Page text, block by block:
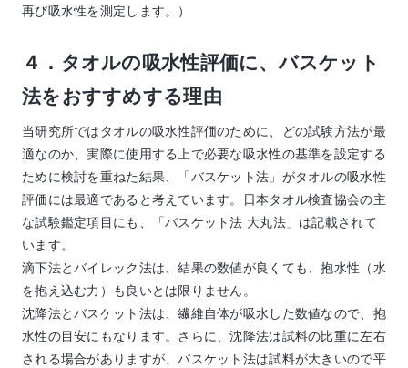
再び吸水性を測定します。）
４．タオルの吸水性評価に、バスケット
法をおすすめする理由
当研究所ではタオルの吸水性評価のために、どの試験方法が最
適なのか、実際に使用する上で必要な吸水性の基準を設定する
ために検討を重ねた結果、「バスケット法」がタオルの吸水性
評価には最適であると考えています。日本タオル検査協会の主
な試験鑑定項目にも、「バスケット法 大丸法」は記載されて
います。
滴下法とバイレック法は、結果の数値が良くても、抱水性（水
を抱え込む力）も良いとは限りません。
沈降法とバスケット法は、繊維自体が吸水した数値なので、抱
水性の目安にもなります。さらに、沈降法は試料の比重に左右
される場合がありますが、バスケット法は試料が大きいので平